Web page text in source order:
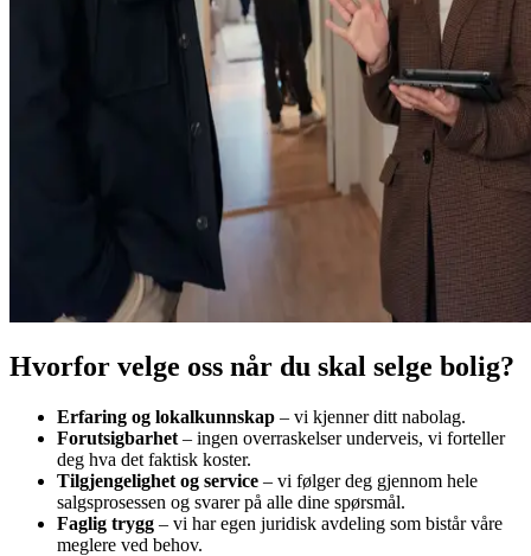
Hvorfor velge oss når du skal selge bolig?
Erfaring og lokalkunnskap – vi kjenner ditt nabolag.
Forutsigbarhet – ingen overraskelser underveis, vi forteller
deg hva det faktisk koster.
Tilgjengelighet og service – vi følger deg gjennom hele
salgsprosessen og svarer på alle dine spørsmål.
Faglig trygg – vi har egen juridisk avdeling som bistår våre
meglere ved behov.